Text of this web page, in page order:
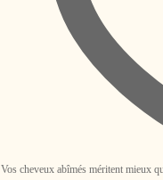
Vos cheveux abîmés méritent mieux